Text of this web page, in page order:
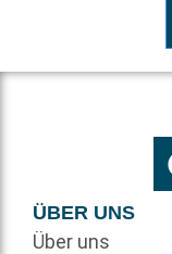
ÜBER UNS
Über uns